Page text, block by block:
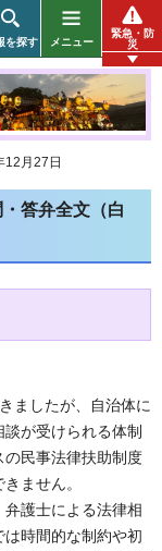
を探す メニュー
緊急・防
災
12月27日
答弁全文（白
ましたが、自治体に
が受けられる体制
民事法律扶助制度
ません。
護士による法律相
時間的な制約や初